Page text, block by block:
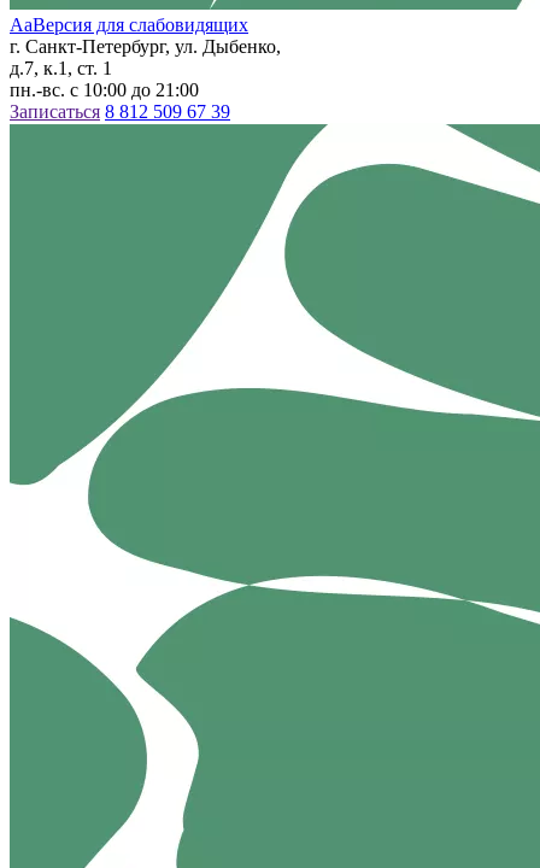
AaВерсия для слабовидящих
г. Санкт-Петербург, ул. Дыбенко,
д.7, к.1, ст. 1
пн.-вс. с 10:00 до 21:00
Записаться 8 812 509 67 39